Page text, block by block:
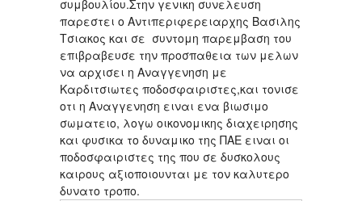
συμβουλίου.Στην γενικη συνελευση
παρεστει ο Αντιπεριφερειαρχης Βασιλης
Τσιακος και σε συντομη παρεμβαση του
επιβραβευσε την προσπαθεια των μελων
να αρχισει η Αναγγενηση με
Καρδιτσιωτες ποδοσφαιριστες,και τονισε
οτι η Αναγγενηση ειναι ενα βιωσιμο
σωματειο, λογω οικονομικης διαχειρησης
και φυσικα το δυναμικο της ΠΑΕ ειναι οι
ποδοσφαιριστες της που σε δυσκολους
καιρους αξιοποιουνται με τον καλυτερο
δυνατο τροπο.